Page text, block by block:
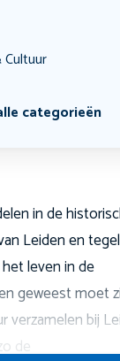
categorieën
in de
Leiden en
leven in de
geweest moet
verzamelen bij
de